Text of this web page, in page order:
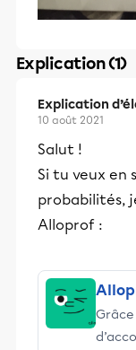
Explication (1)
Explication
10 août 2021
Salut !
Si tu veux en
probabilités,
Alloprof :